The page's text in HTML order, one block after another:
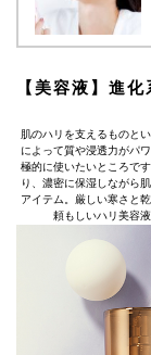
【美容液】進
肌のハリを支えるものと
によって質や浸透力がパ
極的に使いたいところで
り、濃密に保湿しながら
アイテム。厳しい寒さと
頼もしいハリ美容